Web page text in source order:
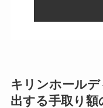
キリンホール
出する手取り額